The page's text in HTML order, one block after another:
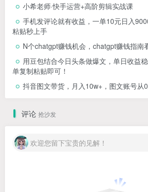
小希老师·快手运营+高阶剪辑实战课
手机发评论就有收益，一单10元日入
粘贴秒上手
N个chatgpt赚钱机会，chatgpt赚钱指南
用豆包结合今日头条做爆文，单日收益
单复制粘贴即可！
抖音图文带货，月入10w+，图文账号从0
评论 抢沙发
欢迎您留下宝贵的见解！